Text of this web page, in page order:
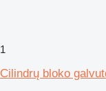
1
Cilindrų bloko